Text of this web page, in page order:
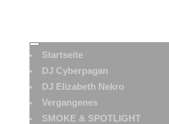
Startseite
DJ Cyberpagan
DJ Elizabeth Nekro
Vergangenes
SMOKE & SPOTLIGHT